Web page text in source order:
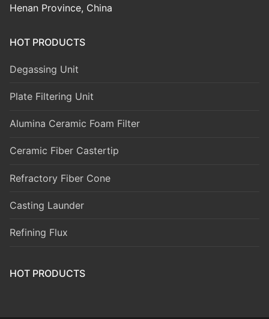
Henan Province, China
HOT PRODUCTS
Degassing Unit
Plate Filtering Unit
Alumina Ceramic Foam Filter
Ceramic Fiber Castertip
Refractory Fiber Cone
Casting Launder
Refining Flux
HOT PRODUCTS